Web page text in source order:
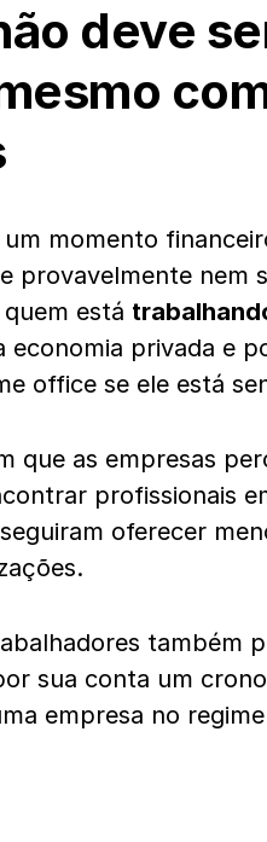
deve
momento
provavelmente nem
está
economia privada e
office se ele está
que as empresas
profissionais
oferecer
também
sua conta um
empresa no regime